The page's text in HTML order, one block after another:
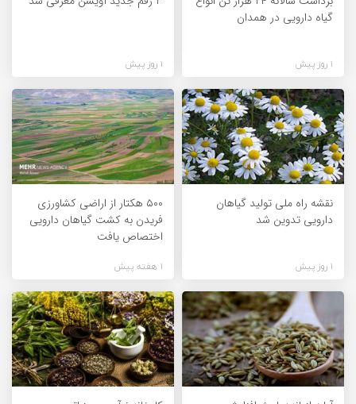
گیاه دارویی در همدان
1 روز پیش 1 روز پیش
نقشه راه ملی تولید گیاهان
دارویی تدوین شد
1 روز پیش
۵۰۰ هکتار از اراضی کشاورزی
فریدن به کشت گیاهان دارویی
اختصاص یافت
1 هفته پیش